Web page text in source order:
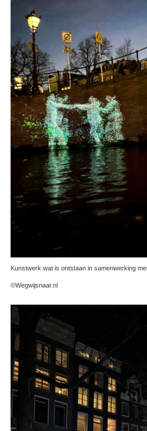
Kunstwerk wat is ontstaan in samenwerking
©Wegwijsnaar.nl